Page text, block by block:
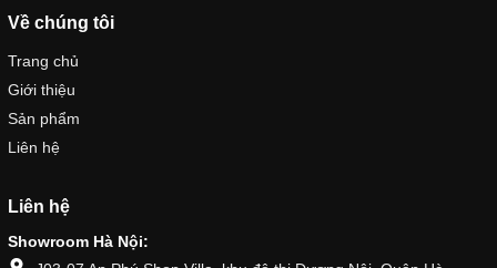
Về chúng tôi
Trang chủ
Giới thiệu
Sản phẩm
Liên hệ
Liên hệ
Showroom Hà Nội: